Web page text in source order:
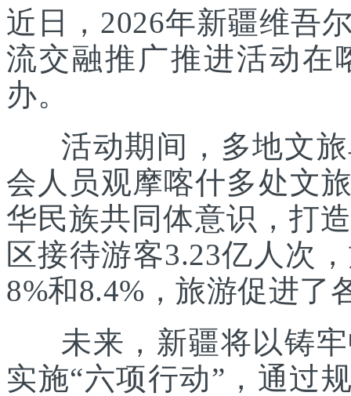
近日，2026年新疆维吾
流交融推广推进活动在
办。
活动期间，多地文旅
会人员观摩喀什多处文
华民族共同体意识，打
区接待游客3.23亿人次
8%和8.4%，旅游促进了
未来，新疆将以铸牢
实施“六项行动”，通过